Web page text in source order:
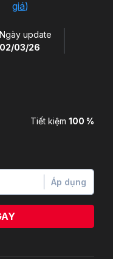
tạo ra các bản
Chỉ với hơn 3h
bạn sẽ có thể
giá)
Ngày update
02/03/26
Tiết kiệm 100 %
Áp dụng